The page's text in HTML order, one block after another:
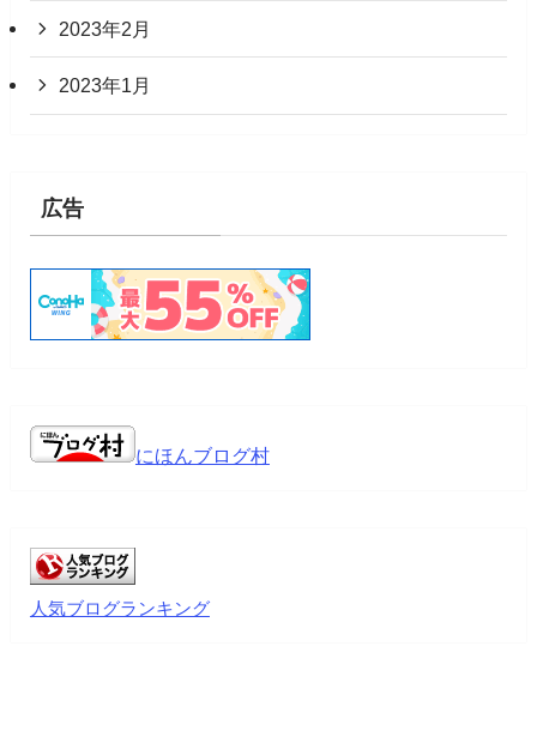
2023年2月
2023年1月
広告
にほんブログ村
人気ブログランキング